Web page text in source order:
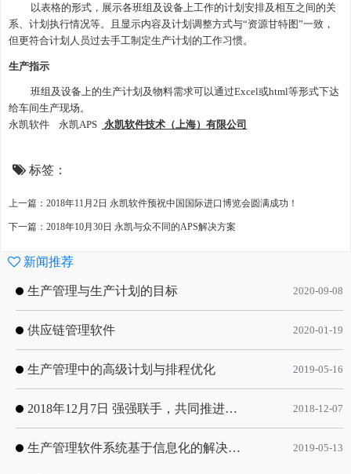
以表格的形式，展示各班组及设备上工作的计划安排及相互之间的关
系、计划执行情况等。且显示内容及计划调整方式与“资源甘特图”一致，
但更符合计划人员过去手工制定生产计划的工作习惯。
生产指示
班组及设备上的生产计划及物料需求可以通过Excel或html等形式下达
给车间生产现场。
永凯软件
永凯APS 永凯软件技术（上海）有限公司
标签：
上一篇：2018年11月2日 永凯软件预祝中国国际进口博览会圆满成功！
下一篇：2018年10月30日 永凯与众不同的APS解决方案
新闻推荐
生产管理与生产计划的目标 2020-09-08
供应链管理软件 2020-01-19
生产管理中的高级计划与排程优化 2019-05-16
2018年12月7日 强强联手，共同推进电子器件领域APS应用典范 风华高科生产自动化工业互联网应用项目-APS项目启动会 2018-12-07
生产管理软件系统基于信息化的解决方案 2019-05-13